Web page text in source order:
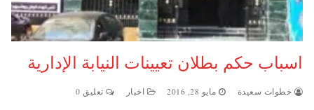
اسباب حكم بطلان تعيينات النيابة الإدارية
خطوات سعيدة مايو 28, 2016 اخبار تعليق 0